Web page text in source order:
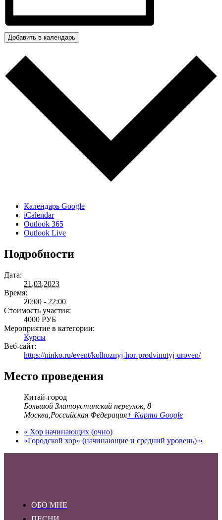
Добавить в календарь
Календарь Google
iCalendar
Outlook 365
Outlook Live
Подробности
Дата:
21.03.2023
Время:
20:00 - 22:00
Стоимость участия:
4000 РУБ
Мероприятие в категории:
Курсы
Веб-сайт:
https://ninko.ru/event/kolhoznyj-hor-prodvinutyj-uroven/
Место проведения
Китай-город
Большой Златоустинский переулок, 8
Москва Российская Федерация+ Карта Google
« Хор начинающих (очно)
«Городской хор» (начинающие и средний уровень) »
ОБО МНЕ